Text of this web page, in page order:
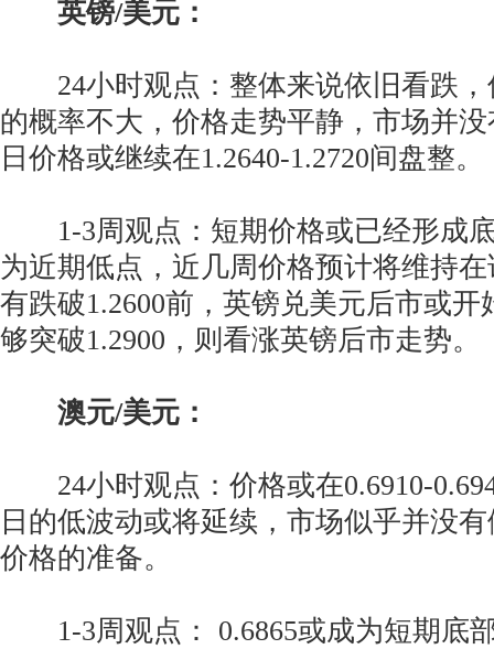
英镑/美元：
24小时观点：整体来说依旧看跌，
的概率不大，价格走势平静，市场并
日价格或继续在1.2640-1.2720间盘整。
1-3周观点：短期价格或已经形成底
为近期低点，近几周价格预计将维持
有跌破1.2600前，英镑兑美元后市或
够突破1.2900，则看涨英镑后市走势。
澳元/美元：
24小时观点：价格或在0.6910-
日的低波动或将延续，市场似乎并没
价格的准备。
1-3周观点： 0.6865或成为短期底